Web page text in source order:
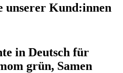
unserer Kund:innen
in Deutsch für
grün, Samen